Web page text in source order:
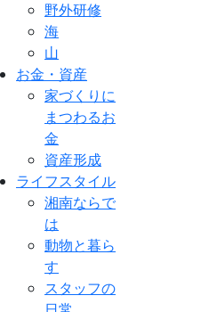
野外研修
海
山
お金・資産
家づくりに
まつわるお
金
資産形成
ライフスタイル
湘南ならで
は
動物と暮ら
す
スタッフの